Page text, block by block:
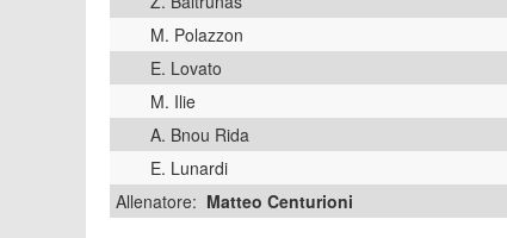
M. Polazzon
E. Lovato
M. Ilie
A. Bnou Rida
E. Lunardi
Allenatore: Matteo Centurioni